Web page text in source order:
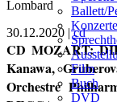
Ballett/
Film
Buch
DVD
Lombard
30.12.2020 |cd
CD MOZART:
Kanawa,
Orchestre